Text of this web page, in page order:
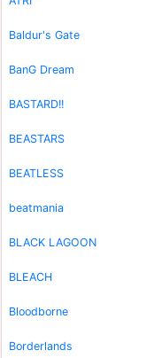
Baldur's Gate
BanG Dream
BASTARD!!
BEASTARS
BEATLESS
beatmania
BLACK LAGOON
BLEACH
Bloodborne
Borderlands